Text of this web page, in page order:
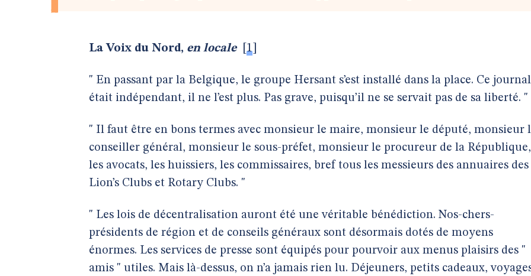
La Voix du Nord, en locale 1
" En passant par la Belgique, le groupe Hersant s’est installé dans la place. Ce journal
était indépendant, il ne l’est plus. Pas grave, puisqu’il ne se servait pas de sa liberté. "
" Il faut être en bons termes avec monsieur le maire, monsieur le député, monsieur
conseiller général, monsieur le sous-préfet, monsieur le procureur de la République,
les avocats, les huissiers, les commissaires, bref tous les messieurs des annuaires des
Lion’s Clubs et Rotary Clubs. "
" Les lois de décentralisation auront été une véritable bénédiction. Nos-chers-
présidents de région et de conseils généraux sont désormais dotés de moyens
énormes. Les services de presse sont équipés pour pourvoir aux menus plaisirs des "
amis " utiles. Mais là-dessus, on n’a jamais rien lu. Déjeuners, petits cadeaux,